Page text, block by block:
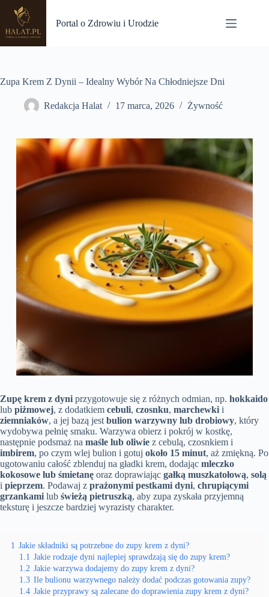
Przejdź
treści
Portal o Zdrowiu i Urodzie
Zupa Krem Z Dynii – Idealny Wybór Na Chłodniejsze Dni
Redakcja Halat 17 marca, 2026 Żywność
Zupę krem z dyni przygotowuje się z różnych odmian, np. hokkaido
lub piżmowej, z dodatkiem cebuli, czosnku, marchewki i
ziemniaków, a jej bazą jest bulion warzywny lub drobiowy, który
wydobywa pełnię smaku. Warzywa obierz i pokrój w kostkę,
następnie podsmaż na maśle lub oliwie z cebulą, czosnkiem i
imbirem, po czym wlej bulion i gotuj około 15 minut, aż zmiękną. Po
ugotowaniu całość zblenduj na gładki krem, dodając mleczko
kokosowe lub śmietanę oraz doprawiając gałką muszkatołową, solą
i pieprzem. Podawaj z prażonymi pestkami dyni, chrupiącymi
grzankami lub świeżą pietruszką, aby zupa zyskała przyjemną
teksturę i jeszcze bardziej wyrazisty charakter.
1 Jakie składniki są potrzebne do zupy krem z dyni?
1.1 Jakie rodzaje dyni najlepiej sprawdzają się do zupy krem?
1.2 Jakie warzywa dodajemy do zupy krem z dyni?
1.3 Ile bulionu warzywnego należy dodać podczas gotowania zupy?
1.4 Jakie przyprawy są zalecane do doprawienia zupy krem z dyni?